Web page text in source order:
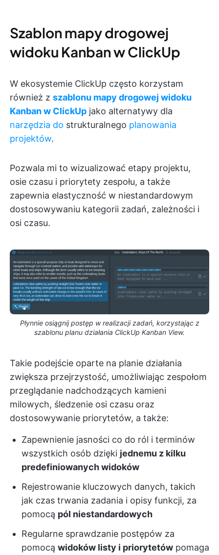
Szablon mapy drogowej
widoku Kanban w ClickUp
W ekosystemie ClickUp często korzystam
również z szablonu mapy drogowej widoku
Kanban w ClickUp jako alternatywy dla
narzędzia do strukturalnego planowania
projektów.
Pozwala mi to wizualizować etapy projektu,
osie czasu i priorytety zespołu, a także
zapewnia elastyczność w niestandardowym
dostosowywaniu kategorii zadań, zależności i
osi czasu.
Płynnie osiągnij postęp w realizacji zadań, korzystając z
szablonu planu działania ClickUp Kanban View.
Takie podejście oparte na planie działania
zwiększa przejrzystość, umożliwiając zespołom
przeglądanie nadchodzących kamieni
milowych, śledzenie osi czasu oraz
dostosowywanie priorytetów, a także:
Zapewnienie jasności co do ról i terminów
wszystkich osób dzięki jednemu z kilku
predefiniowanych widoków
Rejestrowanie kluczowych danych, takich
jak czas trwania zadania i opisy funkcji, za
pomocą pól niestandardowych
Regularne sprawdzanie postępów za
pomocą widoków listy i priorytetów pomaga